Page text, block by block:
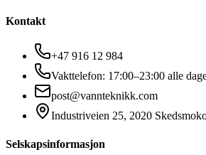
Kontakt
+47 916 12 984
Vakttelefon: 17:00–23:00 alle
post@vannteknikk.com
Industriveien 25, 2020
Selskapsinformasjon